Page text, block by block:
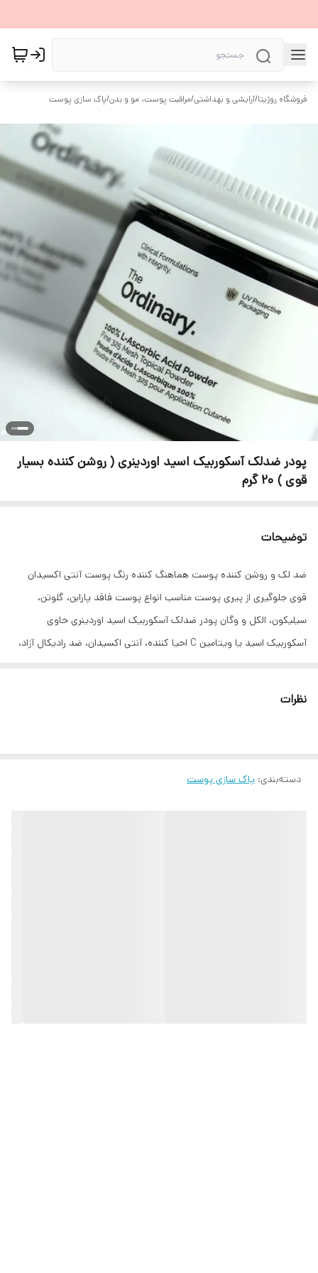
فروشگاه روژیتا/آرایشی و بهداشتی/مراقبت پوست، مو و بدن/پاک سازی پوست
پودر ضدلک آسکوربیک اسید اوردینری ( روشن کننده بسیار
قوی ) 20 گرم
توضیحات
ضد لک و روشن کننده پوست هماهنگ کننده رنگ پوست آنتی اکسیدان
قوی جلوگیری از پیری پوست مناسب انواع پوست فاقد پارابن، گلوتن،
سیلیکون، الکل و وگان پودر ضدلک آسکوربیک اسید اوردینری حاوی
آسکوربیک اسید یا ویتامین C احیا کننده، آنتی اکسیدان، ضد رادیکال آزاد،
نظرات
دسته‌بندی: پاک سازی پوست